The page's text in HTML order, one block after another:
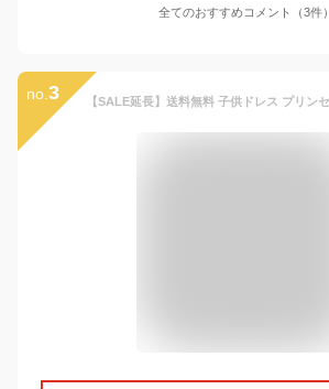
全てのおすすめコメント（3件）
no. 3